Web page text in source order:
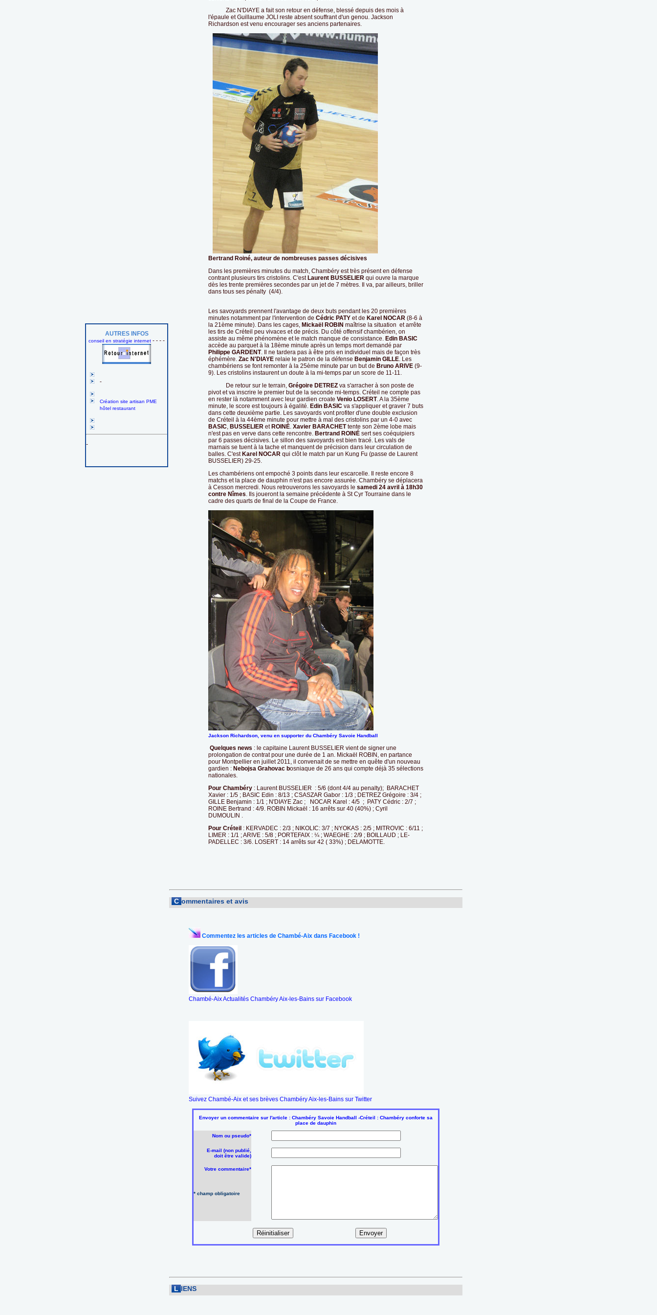
AUTRES INFOS
conseil en stratégie internet - - - -
-
Création site artisan PME
hôtel restaurant
-
Zac N'DIAYE a fait son retour en défense, blessé depuis des mois à
l'épaule et Guillaume JOLI reste absent souffrant d'un genou. Jackson
Richardson est venu encourager ses anciens partenaires.
Bertrand Roiné, auteur de nombreuses passes décisives
Dans les premières minutes du match, Chambéry est très présent en défense
contrant plusieurs tirs cristolins. C'est Laurent BUSSELIER qui ouvre la marque
dès les trente premières secondes par un jet de 7 mètres. Il va, par ailleurs, briller
dans tous ses pénalty (4/4).
Les savoyards prennent l'avantage de deux buts pendant les 20 premières
minutes notamment par l'intervention de Cédric PATY et de Karel NOCAR (8-6 à
la 21ème minute). Dans les cages, Mickaël ROBIN maîtrise la situation et arrête
les tirs de Créteil peu vivaces et de précis. Du côté offensif chambérien, on
assiste au même phénomène et le match manque de consistance. Edin BASIC
accède au parquet à la 18ème minute après un temps mort demandé par
Philippe GARDENT. Il ne tardera pas à être pris en individuel mais de façon très
éphémère. Zac N'DIAYE relaie le patron de la défense Benjamin GILLE. Les
chambériens se font remonter à la 25ème minute par un but de Bruno ARIVE (9-
9). Les cristolins instaurent un doute à la mi-temps par un score de 11-11.
De retour sur le terrain, Grégoire DETREZ va s'arracher à son poste de
pivot et va inscrire le premier but de la seconde mi-temps. Créteil ne compte pas
en rester là notamment avec leur gardien croate Venio LOSERT. A la 35ème
minute, le score est toujours à égalité. Edin BASIC va s'appliquer et graver 7 buts
dans cette deuxième partie. Les savoyards vont profiter d'une double exclusion
de Créteil à la 44ème minute pour mettre à mal des cristolins par un 4-0 avec
BASIC, BUSSELIER et ROIN É. Xavier BARACHETtente son 2ème lobe mais
n'est pas en verve dans cette rencontre. Bertrand ROIN É sert ses coéquipiers
par 6 passes décisives. Le sillon des savoyards est bien tracé. Les vals de
marnais se tuent à la tache et manquent de précision dans leur circulation de
balles. C'est Karel NOCAR qui clôt le match par un Kung Fu (passe de Laurent
BUSSELIER) 29-25.
Les chambériens ont empoché 3 points dans leur escarcelle. Il reste encore 8
matchs et la place de dauphin n'est pas encore assurée. Chambéry se déplacera
à Cesson mercredi. Nous retrouverons les savoyards le samedi 24 avril à 18h30
contre Nîmes. Ils joueront la semaine précédente à St Cyr Tourraine dans le
cadre des quarts de final de la Coupe de France.
Jackson Richardson, venu en supporter du Chambéry Savoie Handball
Quelques news : le capitaine Laurent BUSSELIER vient de signer une
prolongation de contrat pour une durée de 1 an. Mickaël ROBIN, en partance
pour Montpellier en juillet 2011, il convenait de se mettre en quête d'un nouveau
gardien : Nebojsa Grahovac bosniaque de 26 ans qui compte déjà 35 sélections
nationales.
Pour Chambéry : Laurent BUSSELIER : 5/6 (dont 4/4 au penalty); BARACHET
Xavier : 1/5 ; BASIC Edin : 8/13 ; CSASZAR Gabor : 1/3 ; DETREZ Grégoire : 3/4 ;
GILLE Benjamin : 1/1 ; N'DIAYE Zac ; NOCAR Karel : 4/5 ; PATY Cédric : 2/7 ;
ROINE Bertrand : 4/9. ROBIN Mickaël : 16 arrêts sur 40 (40%) ; Cyril
DUMOULIN .
Pour Créteil : KERVADEC : 2/3 ; NIKOLIC: 3/7 ; NYOKAS : 2/5 ; MITROVIC : 6/11 ;
LIMER : 1/1 ; ARIVE : 5/8 ; PORTEFAIX : ¼ ; WAEGHE : 2/9 ; BOILLAUD ; LE-
PADELLEC : 3/6. LOSERT : 14 arrêts sur 42 ( 33%) ; DELAMOTTE.
C ommentaires et avis
Commentez les articles de Chambé-Aix dans Facebook !
Chambé-Aix Actualités Chambéry Aix-les-Bains sur Facebook
Suivez Chambé-Aix et ses brèves Chambéry Aix-les-Bains sur Twitter
Envoyer un commentaire sur l'article : Chambéry Savoie Handball -Créteil : Chambéry conforte sa
place de dauphin
Nom ou pseudo*
E-mail (non publié,
doit être valide)
Votre commentaire*
* champ obligatoire
L IENS